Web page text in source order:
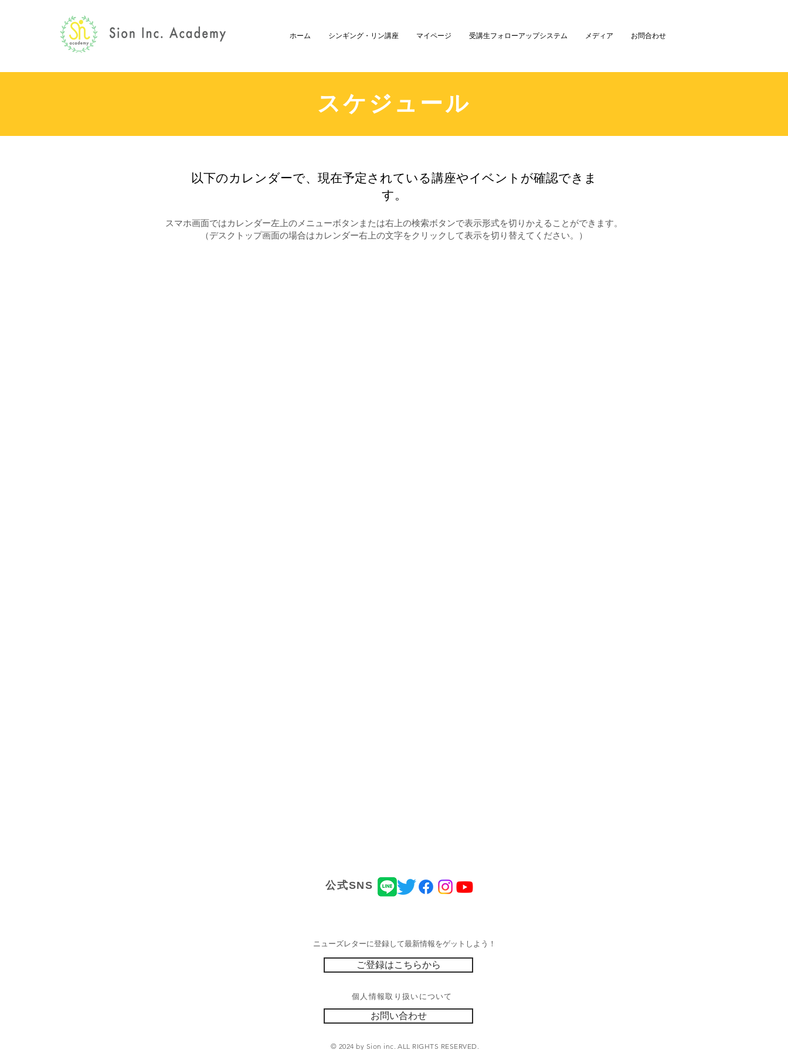
ホーム シンギング・リン講座 マイページ 受講生フォローアップシステム メディア お問合わせ
スケジュール
​以下のカレンダーで、現在予定されている講座やイベントが確認できま
す。
スマホ画面ではカレンダー左上のメニューボタンまたは右上の検索ボタンで表示形式を切りかえることができます。
​（デスクトップ画面の場合はカレンダー右上の文字をクリックして表示を切り替えてください。）
​公式SNS
ニューズレターに登録して最新情報をゲットしよう！
ご登録はこちらから
個人情報取り扱いについて
お問い合わせ
© 2024 by Sion inc. ALL RIGHTS RESERVED.